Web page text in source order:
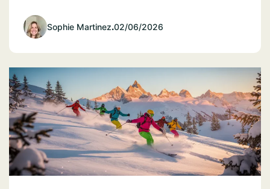
Sophie Martinez.02/06/2026